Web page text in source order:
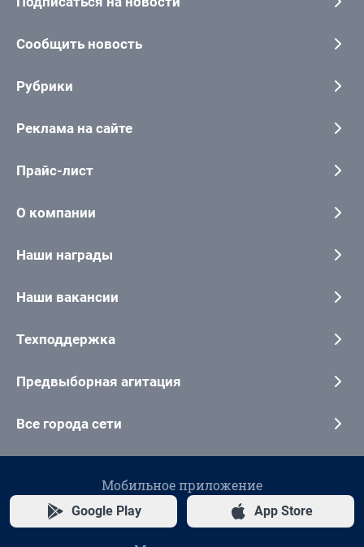
Сообщить новость
Рубрики
Реклама на сайте
Прайс-лист
О компании
Наши награды
Наши вакансии
Техподдержка
Предвыборная агитация
Все города сети
Мобильное приложение
Google Play App Store